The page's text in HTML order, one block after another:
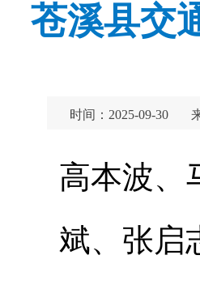
苍溪县交
时间：2025-09-30
高本波、
斌、张启